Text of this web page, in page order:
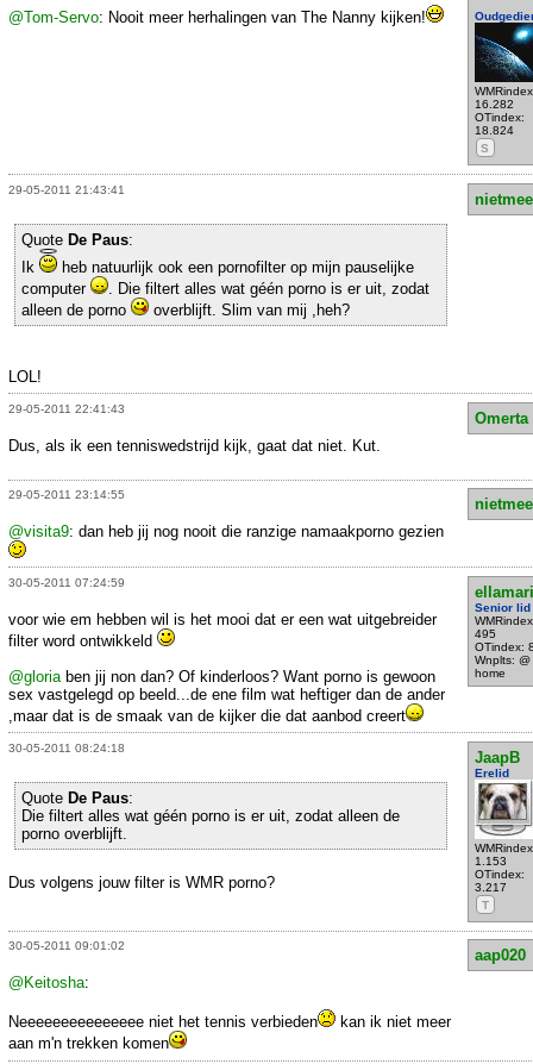
16.282
OTindex:
18.824
S
@Tom-Servo: Nooit meer herhalingen van The Nanny kijken!
29-05-2011 21:43:41
Quote De Paus:
Ik
heb natuurlijk ook een pornofilter op mijn pauselijke
computer
. Die filtert alles wat géén porno is er uit, zodat
alleen de porno
overblijft. Slim van mij ,heh?
LOL!
29-05-2011 22:41:43
Omerta
Dus, als ik een tenniswedstrijd kijk, gaat dat niet. Kut.
29-05-2011 23:14:55
@visita9: dan heb jij nog nooit die ranzige namaakporno gezien
30-05-2011 07:24:59
Senior lid
495
OTindex:
Wnplts: @
home
voor wie em hebben wil is het mooi dat er een wat uitgebreider
filter word ontwikkeld
@gloria ben jij non dan? Of kinderloos? Want porno is gewoon
sex vastgelegd op beeld...de ene film wat heftiger dan de ander
,maar dat is de smaak van de kijker die dat aanbod creert
30-05-2011 08:24:18
JaapB
Erelid
1.153
OTindex:
3.217
T
Quote De Paus:
Die filtert alles wat géén porno is er uit, zodat alleen de
porno overblijft.
Dus volgens jouw filter is WMR porno?
30-05-2011 09:01:02
aap020
@Keitosha:
Neeeeeeeeeeeeeee niet het tennis verbieden
kan ik niet meer
aan m'n trekken komen